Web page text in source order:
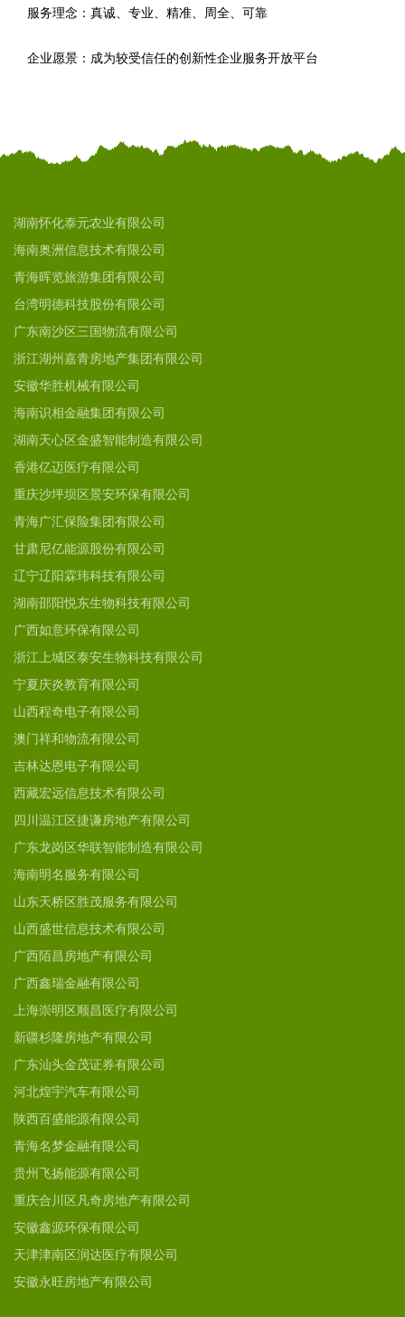
服务理念：真诚、专业、精准、周全、可靠
企业愿景：成为较受信任的创新性企业服务开放平台
湖南怀化泰元农业有限公司
海南奥洲信息技术有限公司
青海晖览旅游集团有限公司
台湾明德科技股份有限公司
广东南沙区三国物流有限公司
浙江湖州嘉青房地产集团有限公司
安徽华胜机械有限公司
海南识相金融集团有限公司
湖南天心区金盛智能制造有限公司
香港亿迈医疗有限公司
重庆沙坪坝区景安环保有限公司
青海广汇保险集团有限公司
甘肃尼亿能源股份有限公司
辽宁辽阳霖玮科技有限公司
湖南邵阳悦东生物科技有限公司
广西如意环保有限公司
浙江上城区泰安生物科技有限公司
宁夏庆炎教育有限公司
山西程奇电子有限公司
澳门祥和物流有限公司
吉林达恩电子有限公司
西藏宏远信息技术有限公司
四川温江区捷谦房地产有限公司
广东龙岗区华联智能制造有限公司
海南明名服务有限公司
山东天桥区胜茂服务有限公司
山西盛世信息技术有限公司
广西陌昌房地产有限公司
广西鑫瑞金融有限公司
上海崇明区顺昌医疗有限公司
新疆杉隆房地产有限公司
广东汕头金茂证券有限公司
河北煌宇汽车有限公司
陕西百盛能源有限公司
青海名梦金融有限公司
贵州飞扬能源有限公司
重庆合川区凡奇房地产有限公司
安徽鑫源环保有限公司
天津津南区润达医疗有限公司
安徽永旺房地产有限公司